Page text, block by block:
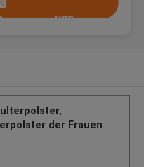
uns
,
der Frauen